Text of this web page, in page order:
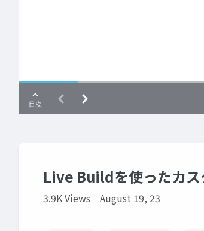
Live Buildを使ったカス
3.9K Views August 19, 23